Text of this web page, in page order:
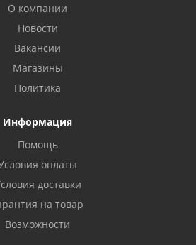
О компании
Новости
Вакансии
Магазины
Политика
Информация
Помощь
оплаты
доставки
на товар
Возможности